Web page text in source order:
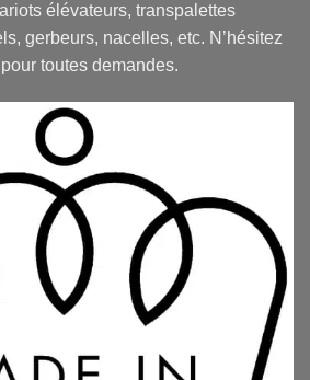
élévateurs, transpalettes
gerbeurs, nacelles, etc. N’hésitez
toutes demandes.